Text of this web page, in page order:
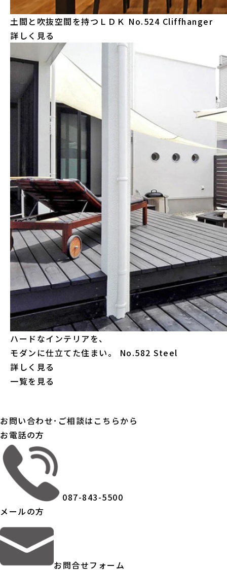
土間と吹抜空間を持つＬＤＫ No.524 Cliffhanger
詳しく見る
ハードなインテリアを、
モダンに仕立てた住まい。
No.582 Steel
詳しく見る
一覧を見る
お問い合わせ･ご相談はこちらから
お電話の方
087-843-5500
メールの方
お問合せフォーム